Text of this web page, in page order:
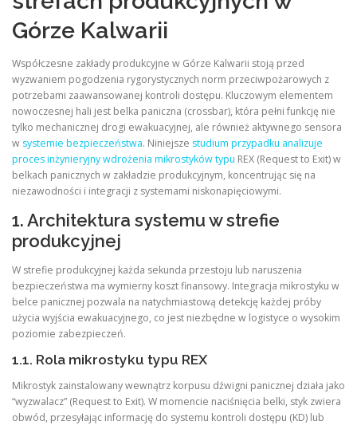
Górze Kalwarii
Współczesne zakłady produkcyjne w Górze Kalwarii stoją przed
wyzwaniem pogodzenia rygorystycznych norm przeciwpożarowych z
potrzebami zaawansowanej kontroli dostępu. Kluczowym elementem
nowoczesnej hali jest belka paniczna (crossbar), która pełni funkcję nie
tylko mechanicznej drogi ewakuacyjnej, ale również aktywnego sensora
w systemie bezpieczeństwa. Niniejsze studium przypadku analizuje
proces inżynieryjny wdrożenia mikrostyków typu REX (Request to Exit) w
belkach panicznych w zakładzie produkcyjnym, koncentrując się na
niezawodności i integracji z systemami niskonapięciowymi.
1. Architektura systemu w strefie
produkcyjnej
W strefie produkcyjnej każda sekunda przestoju lub naruszenia
bezpieczeństwa ma wymierny koszt finansowy. Integracja mikrostyku w
belce panicznej pozwala na natychmiastową detekcję każdej próby
użycia wyjścia ewakuacyjnego, co jest niezbędne w logistyce o wysokim
poziomie zabezpieczeń.
1.1. Rola mikrostyku typu REX
Mikrostyk zainstalowany wewnątrz korpusu dźwigni panicznej działa jako
“wyzwalacz” (Request to Exit). W momencie naciśnięcia belki, styk zwiera
obwód, przesyłając informację do systemu kontroli dostępu (KD) lub